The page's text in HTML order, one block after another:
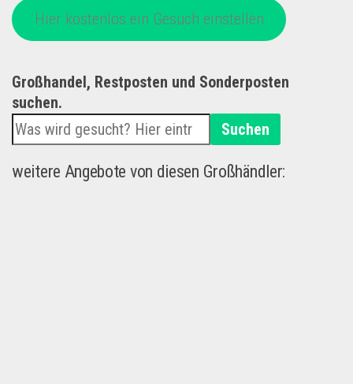
Hier kostenlos ein Gesuch einstellen
Großhandel, Restposten und Sonderposten
suchen.
Suchen
weitere Angebote von diesen Großhändler: